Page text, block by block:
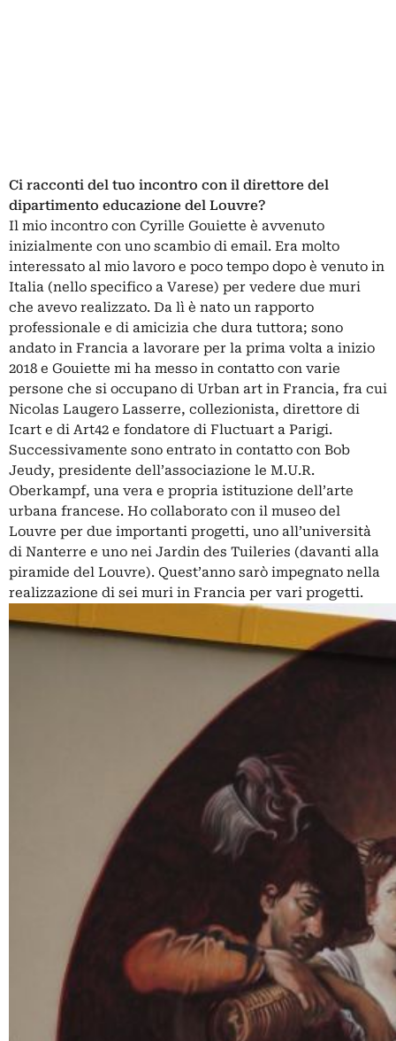
Ci racconti del tuo incontro con il direttore del
dipartimento educazione del Louvre?
Il mio incontro con Cyrille Gouiette è avvenuto
inizialmente con uno scambio di email. Era molto
interessato al mio lavoro e poco tempo dopo è venuto in
Italia (nello specifico a Varese) per vedere due muri
che avevo realizzato. Da lì è nato un rapporto
professionale e di amicizia che dura tuttora; sono
andato in Francia a lavorare per la prima volta a inizio
2018 e Gouiette mi ha messo in contatto con varie
persone che si occupano di Urban art in Francia, fra cui
Nicolas Laugero Lasserre, collezionista, direttore di
Icart e di Art42 e fondatore di Fluctuart a Parigi.
Successivamente sono entrato in contatto con Bob
Jeudy, presidente dell’associazione le M.U.R.
Oberkampf, una vera e propria istituzione dell’arte
urbana francese. Ho collaborato con il museo del
Louvre per due importanti progetti, uno all’università
di Nanterre e uno nei Jardin des Tuileries (davanti alla
piramide del Louvre). Quest’anno sarò impegnato nella
realizzazione di sei muri in Francia per vari progetti.